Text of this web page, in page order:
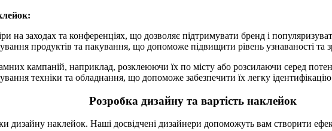
на заходах та конференціях, що дозволяє підтримувати бренд і
продуктів та пакування, що допоможе підвищити рівень узнаваності
кампаній, наприклад, розклеюючи їх по місту або розсилаючи серед
техніки та обладнання, що допоможе забезпечити їх легку
Розробка дизайну та вартість наклейок
дизайну наклейок. Наші досвідчені дизайнери допоможуть вам створити